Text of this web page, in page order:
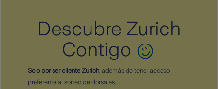
Descubre Zurich
Contigo
Solo por ser cliente Zurich, además de tener acceso
preferente al sorteo de dorsales...